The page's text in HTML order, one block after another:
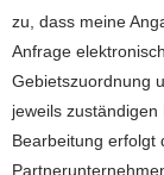
zu, dass meine
Anfrage
Gebietszuordnung
jeweils
Bearbeitung erfolgt